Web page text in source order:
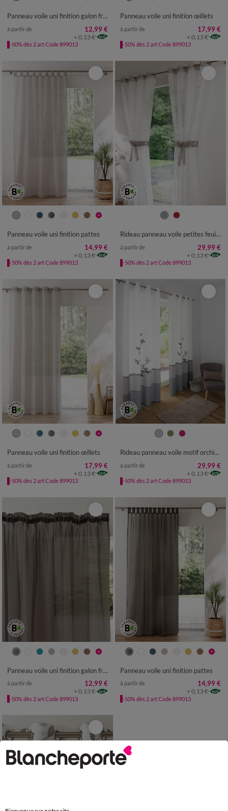
Panneau voile uni finition galon fronceur
à partir de 12,99 €
+ 0,13 €
-50% dès 2 art Code 899013
Panneau voile uni finition œillets
à partir de 17,99 €
+ 0,13 €
-50% dès 2 art Code 899013
Panneau voile uni finition pattes
à partir de 14,99 €
+ 0,13 €
-50% dès 2 art Code 899013
Rideau panneau voile petites feuilles brodées
à partir de 29,99 €
+ 0,13 €
-50% dès 2 art Code 899013
Panneau voile uni finition œillets
à partir de 17,99 €
+ 0,13 €
-50% dès 2 art Code 899013
Rideau panneau voile motif orchidée finition oeillets
à partir de 29,99 €
+ 0,13 €
-50% dès 2 art Code 899013
Panneau voile uni finition galon fronceur
à partir de 12,99 €
+ 0,13 €
-50% dès 2 art Code 899013
Panneau voile uni finition pattes
à partir de 14,99 €
+ 0,13 €
-50% dès 2 art Code 899013